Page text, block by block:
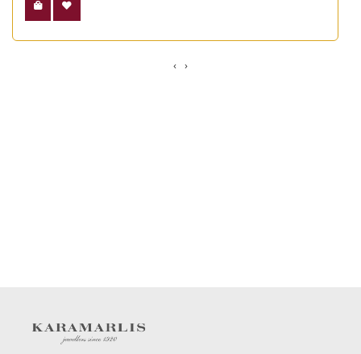
‹ ›